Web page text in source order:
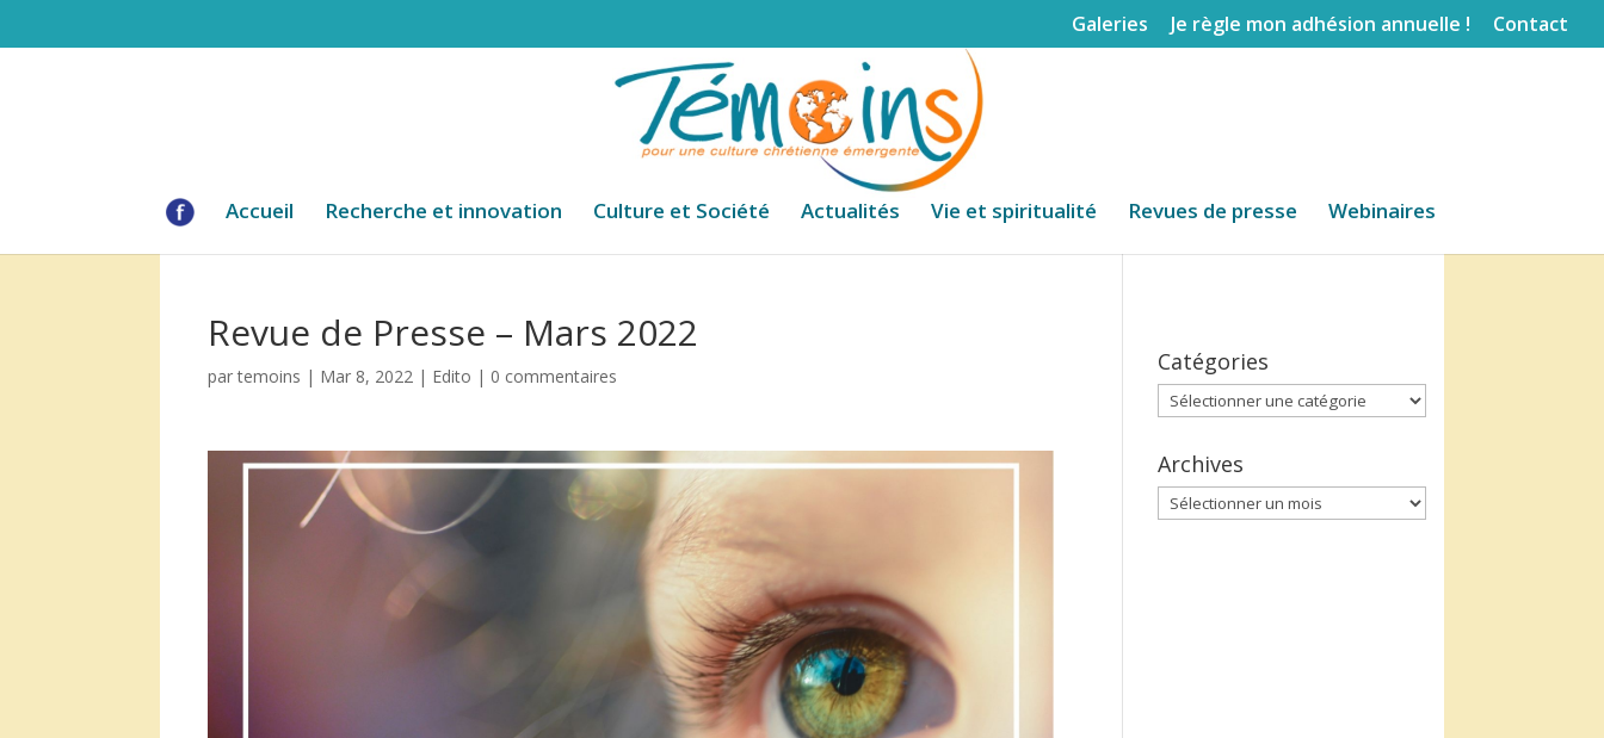
Galeries Je règle mon adhésion annuelle ! Contact
Accueil Recherche et innovation Culture et Société Actualités Vie et spiritualité Revues de presse Webinaires
Revue de Presse – Mars 2022
partemoins | Mar 8, 2022 | Edito | 0 commentaires
Catégories
Catégories
Archives
Archives